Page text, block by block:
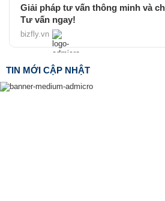
Giải pháp tư vấn thông minh và
Tư vấn ngay!
bizfly.vn
TIN MỚI CẬP NHẬT